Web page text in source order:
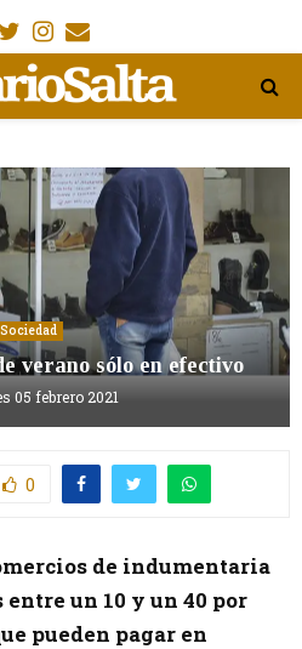
Gorjeo
Instagram
Email
Sociedad
verano sólo en efectivo
05 febrero 2021
0
de indumentaria
un 10 y un 40 por
pueden pagar en